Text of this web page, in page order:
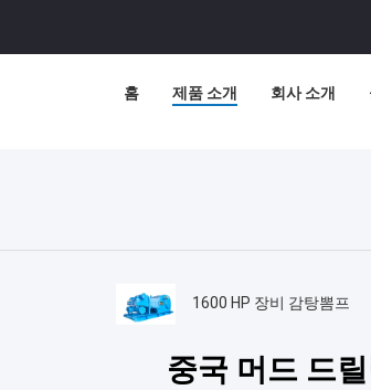
홈 제품 소개 회사 소개
1600 HP 장비 감탕뽐프
중국 머드 드